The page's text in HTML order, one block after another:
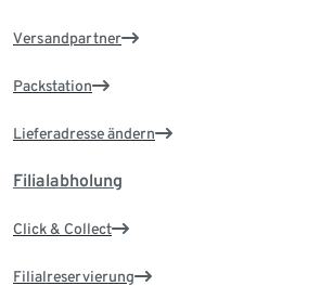
Versandpartner
Packstation
Lieferadresse ändern
Filialabholung
Click & Collect
Filialreservierung